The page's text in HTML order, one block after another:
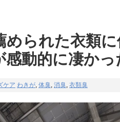
められた衣類
感動的に凄かっ
ケア わきが, 体臭, 消臭, 衣類臭